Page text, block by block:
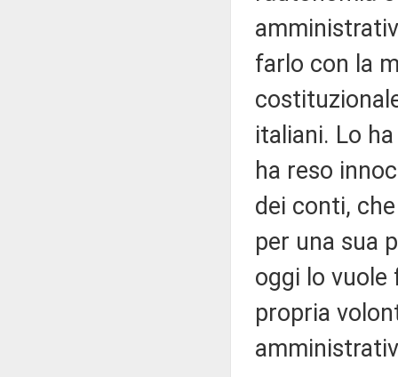
farlo con la
italiani. Lo
ha reso
dei conti,
per una sua
oggi lo vuole
propria